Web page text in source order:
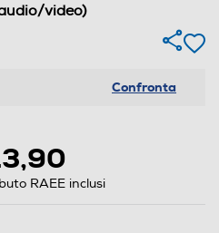
video)
Confronta
RAEE inclusi